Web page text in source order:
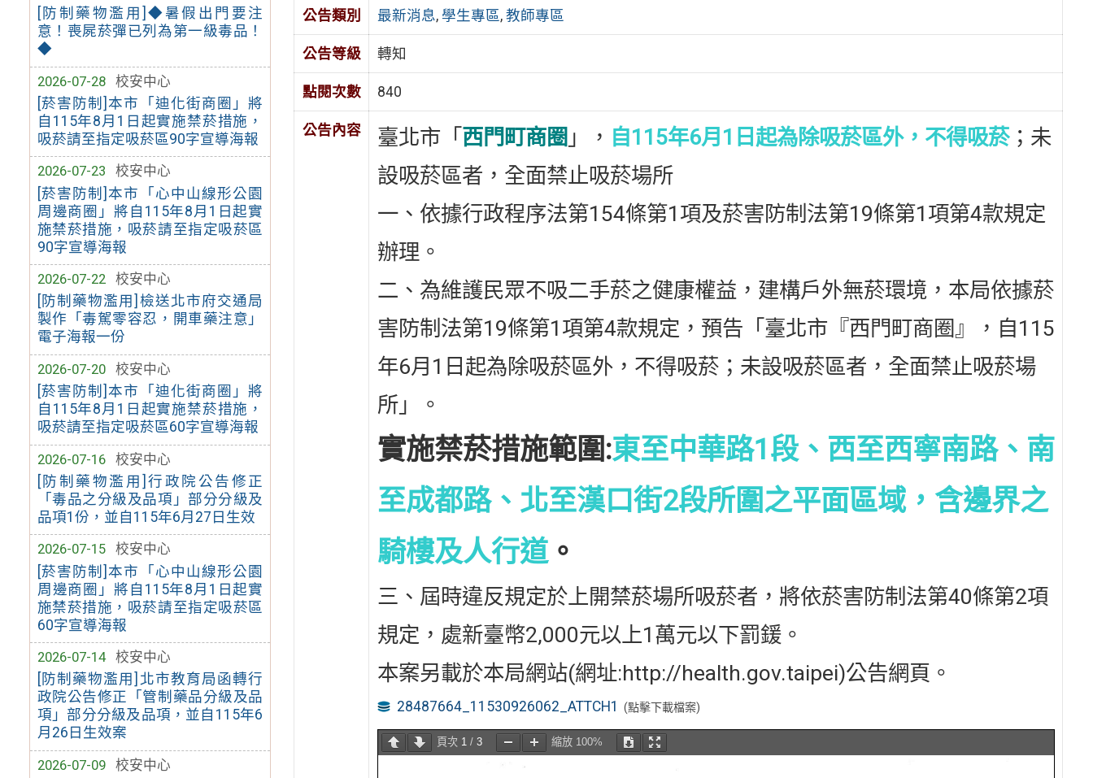
[防制藥物濫用]◆暑假出門要注
意！喪屍菸彈已列為第一級毒品！
◆
2026-07-28
校安中心
[菸害防制]本市「迪化街商圈」將
自115年8月1日起實施禁菸措施，
吸菸請至指定吸菸區90字宣導海報
2026-07-23
校安中心
[菸害防制]本市「心中山線形公園
周邊商圈」將自115年8月1日起實
施禁菸措施，吸菸請至指定吸菸區
90字宣導海報
2026-07-22
校安中心
[防制藥物濫用]檢送北市府交通局
製作「毒駕零容忍，開車藥注意」
電子海報一份
2026-07-20
校安中心
[菸害防制]本市「迪化街商圈」將
自115年8月1日起實施禁菸措施，
吸菸請至指定吸菸區60字宣導海報
2026-07-16
校安中心
[防制藥物濫用]行政院公告修正
「毒品之分級及品項」部分分級及
品項1份，並自115年6月27日生效
2026-07-15
校安中心
[菸害防制]本市「心中山線形公園
周邊商圈」將自115年8月1日起實
施禁菸措施，吸菸請至指定吸菸區
60字宣導海報
2026-07-14
校安中心
[防制藥物濫用]北市教育局函轉行
政院公告修正「管制藥品分級及品
項」部分分級及品項，並自115年6
月26日生效案
2026-07-09
校安中心
公告類別 最新消息, 學生專區, 教師專區
公告等級 轉知
點閱次數 840
公告內容 臺北市「 西門町商圈 」， 自115年6月1日起為除吸菸區外，不得吸菸；未
設吸菸區者，全面禁止吸菸場所
一、依據行政程序法第154條第1項及菸害防制法第19條第1項第4款規定
辦理。
二、為維護民眾不吸二手菸之健康權益，建構戶外無菸環境，本局依據菸
害防制法第19條第1項第4款規定，預告「臺北市『西門町商圈』，自115
年6月1日起為除吸菸區外，不得吸菸；未設吸菸區者，全面禁止吸菸場
所」。
實施禁菸措施範圍:東至中華路1段、西至西寧南路、南
至成都路、北至漢口街2段所圍之平面區域，含邊界之
騎樓及人行道。
三、屆時違反規定於上開禁菸場所吸菸者，將依菸害防制法第40條第2項
規定，處新臺幣2,000元以上1萬元以下罰鍰。
本案另載於本局網站(網址:http://health.gov.taipei)公告網頁。
28487664_11530926062_ATTCH1 (點擊下載檔案)
頁次 1/ 3 縮放 100%